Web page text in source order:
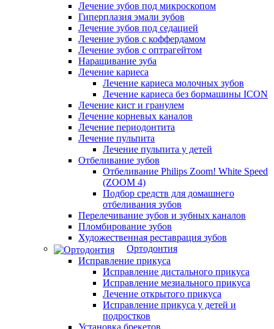
Лечение зубов под микроскопом
Гиперплазия эмали зубов
Лечение зубов под седацией
Лечение зубов с коффердамом
Лечение зубов с оптрагейтом
Наращивание зуба
Лечение кариеса
Лечение кариеса молочных зубов
Лечение кариеса без бормашины ICON
Лечение кист и гранулем
Лечение корневых каналов
Лечение периодонтита
Лечение пульпита
Лечение пульпита у детей
Отбеливание зубов
Отбеливание Philips Zoom! White Speed
(ZOOM 4)
Подбор средств для домашнего
отбеливания зубов
Перелечивание зубов и зубных каналов
Пломбирование зубов
Художественная реставрация зубов
Ортодонтия
Исправление прикуса
Исправление дистального прикуса
Исправление мезиального прикуса
Лечение открытого прикуса
Исправление прикуса у детей и
подростков
Установка брекетов